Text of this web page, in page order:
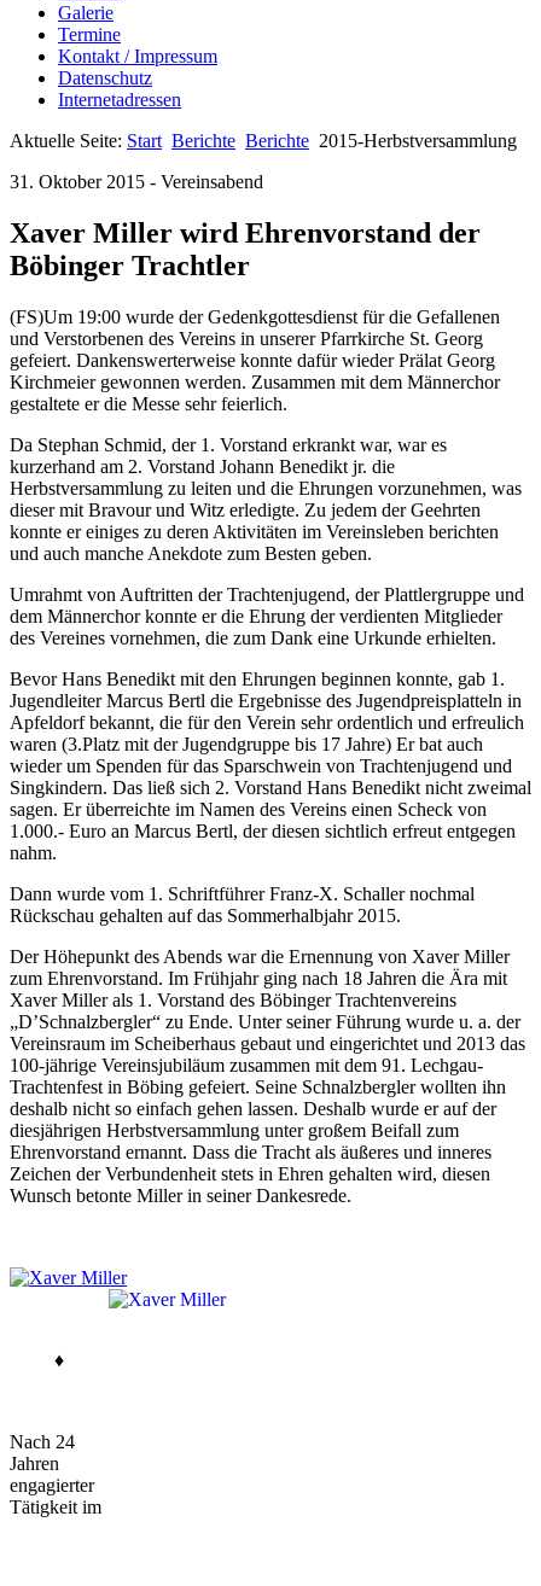
Galerie
Termine
Kontakt / Impressum
Datenschutz
Internetadressen
Aktuelle Seite: Start Berichte Berichte 2015-Herbstversammlung
31. Oktober 2015 - Vereinsabend
Xaver Miller wird Ehrenvorstand der
Böbinger Trachtler
(FS)Um 19:00 wurde der Gedenkgottesdienst für die Gefallenen
und Verstorbenen des Vereins in unserer Pfarrkirche St. Georg
gefeiert. Dankenswerterweise konnte dafür wieder Prälat Georg
Kirchmeier gewonnen werden. Zusammen mit dem Männerchor
gestaltete er die Messe sehr feierlich.
Da Stephan Schmid, der 1. Vorstand erkrankt war, war es
kurzerhand am 2. Vorstand Johann Benedikt jr. die
Herbstversammlung zu leiten und die Ehrungen vorzunehmen, was
dieser mit Bravour und Witz erledigte. Zu jedem der Geehrten
konnte er einiges zu deren Aktivitäten im Vereinsleben berichten
und auch manche Anekdote zum Besten geben.
Umrahmt von Auftritten der Trachtenjugend, der Plattlergruppe und
dem Männerchor konnte er die Ehrung der verdienten Mitglieder
des Vereines vornehmen, die zum Dank eine Urkunde erhielten.
Bevor Hans Benedikt mit den Ehrungen beginnen konnte, gab 1.
Jugendleiter Marcus Bertl die Ergebnisse des Jugendpreisplatteln in
Apfeldorf bekannt, die für den Verein sehr ordentlich und erfreulich
waren (3.Platz mit der Jugendgruppe bis 17 Jahre) Er bat auch
wieder um Spenden für das Sparschwein von Trachtenjugend und
Singkindern. Das ließ sich 2. Vorstand Hans Benedikt nicht zweimal
sagen. Er überreichte im Namen des Vereins einen Scheck von
1.000.- Euro an Marcus Bertl, der diesen sichtlich erfreut entgegen
nahm.
Dann wurde vom 1. Schriftführer Franz-X. Schaller nochmal
Rückschau gehalten auf das Sommerhalbjahr 2015.
Der Höhepunkt des Abends war die Ernennung von Xaver Miller
zum Ehrenvorstand. Im Frühjahr ging nach 18 Jahren die Ära mit
Xaver Miller als 1. Vorstand des Böbinger Trachtenvereins
„D’Schnalzbergler“ zu Ende. Unter seiner Führung wurde u. a. der
Vereinsraum im Scheiberhaus gebaut und eingerichtet und 2013 das
100-jährige Vereinsjubiläum zusammen mit dem 91. Lechgau-
Trachtenfest in Böbing gefeiert. Seine Schnalzbergler wollten ihn
deshalb nicht so einfach gehen lassen. Deshalb wurde er auf der
diesjährigen Herbstversammlung unter großem Beifall zum
Ehrenvorstand ernannt. Dass die Tracht als äußeres und inneres
Zeichen der Verbundenheit stets in Ehren gehalten wird, diesen
Wunsch betonte Miller in seiner Dankesrede.
♦
Nach 24
Jahren
engagierter
Tätigkeit im